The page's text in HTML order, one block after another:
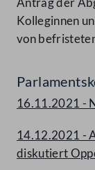
Kolleginnen
von
16.11.2021 -
14.12.2021 -
diskutiert